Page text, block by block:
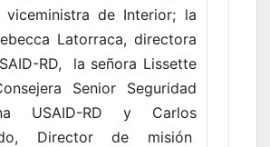
viceministra de Interior; la
Latorraca, directora
RD, la señora Lissette
Senior Seguridad
USAID-RD y Carlos
Director de misión